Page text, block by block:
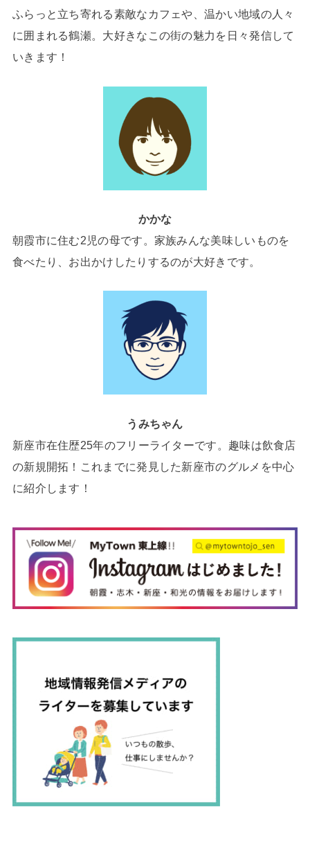
ふらっと立ち寄れる素敵なカフェや、温かい地域の人々
に囲まれる鶴瀬。大好きなこの街の魅力を日々発信して
いきます！
かかな
朝霞市に住む2児の母です。家族みんな美味しいものを
食べたり、お出かけしたりするのが大好きです。
うみちゃん
新座市在住歴25年のフリーライターです。趣味は飲食店
の新規開拓！これまでに発見した新座市のグルメを中心
に紹介します！